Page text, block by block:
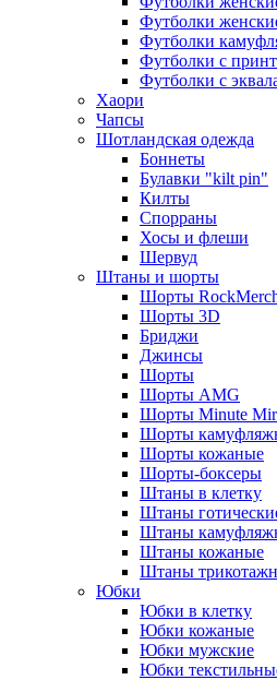
Футболки
Футболки
Футболки с
Футболки с
Хаори
Чапсы
Шотландская одежда
Боннеты
Булавки "kilt pin"
Килты
Спорраны
Хосы и флеши
Шервуд
Штаны и шорты
Шорты
Шорты 3D
Бриджи
Джинсы
Шорты
Шорты AMG
Шорты Minute
Шорты
Шорты кожаные
Шорты-боксеры
Штаны в клетку
Штаны
Штаны
Штаны кожаные
Штаны
Юбки
Юбки в клетку
Юбки кожаные
Юбки мужские
Юбки